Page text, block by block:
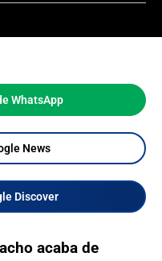
WhatsApp
News
Discover
acaba de